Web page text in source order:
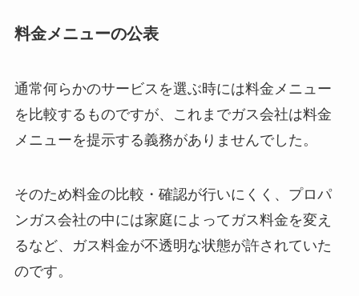
料金メニューの公表
通常何らかのサービスを選ぶ時には料金メニュー
を比較するものですが、これまでガス会社は料金
メニューを提示する義務がありませんでした。
そのため料金の比較・確認が行いにくく、プロパ
ンガス会社の中には家庭によってガス料金を変え
るなど、ガス料金が不透明な状態が許されていた
のです。